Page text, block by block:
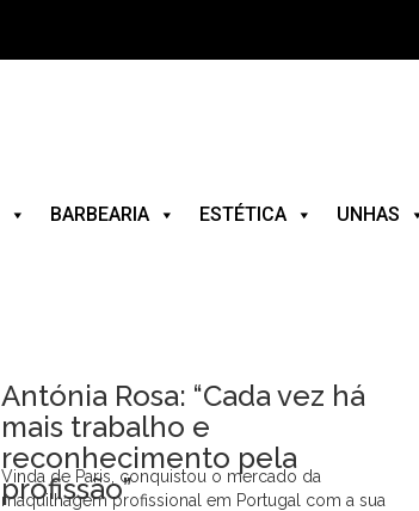
BARBEARIA ESTÉTICA UNHAS
Antónia Rosa: “Cada vez há
mais trabalho e
reconhecimento pela
profissão”
Vinda de Paris, conquistou o mercado da
maquilhagem profissional em Portugal com a sua